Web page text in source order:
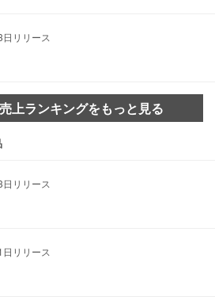
リリース
上ランキングをもっと見る
リリース
リリース